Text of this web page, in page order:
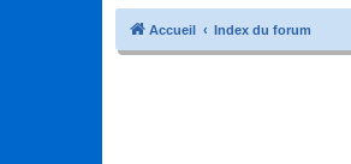
Accueil Index du forum